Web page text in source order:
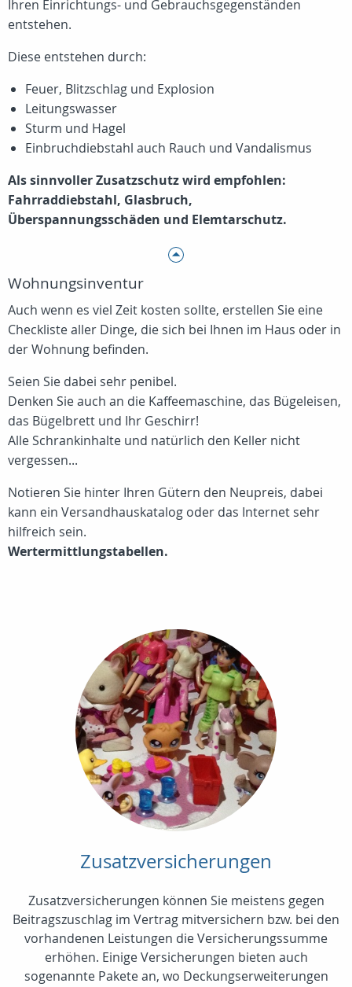
Ihren Einrichtungs- und Gebrauchsgegenständen
entstehen.
Diese entstehen durch:
Feuer, Blitzschlag und Explosion
Leitungswasser
Sturm und Hagel
Einbruchdiebstahl auch Rauch und Vandalismus
Als sinnvoller Zusatzschutz wird empfohlen:
Fahrraddiebstahl, Glasbruch,
Überspannungsschäden und Elemtarschutz.
Wohnungsinventur
Auch wenn es viel Zeit kosten sollte, erstellen Sie eine
Checkliste aller Dinge, die sich bei Ihnen im Haus oder in
der Wohnung befinden.
Seien Sie dabei sehr penibel.
Denken Sie auch an die Kaffeemaschine, das Bügeleisen,
das Bügelbrett und Ihr Geschirr!
Alle Schrankinhalte und natürlich den Keller nicht
vergessen...
Notieren Sie hinter Ihren Gütern den Neupreis, dabei
kann ein Versandhauskatalog oder das Internet sehr
hilfreich sein.
Wertermittlungstabellen.
Zusatzversicherungen
Zusatzversicherungen können Sie meistens gegen
Beitragszuschlag im Vertrag mitversichern bzw. bei den
vorhandenen Leistungen die Versicherungssumme
erhöhen. Einige Versicherungen bieten auch
sogenannte Pakete an, wo Deckungserweiterungen